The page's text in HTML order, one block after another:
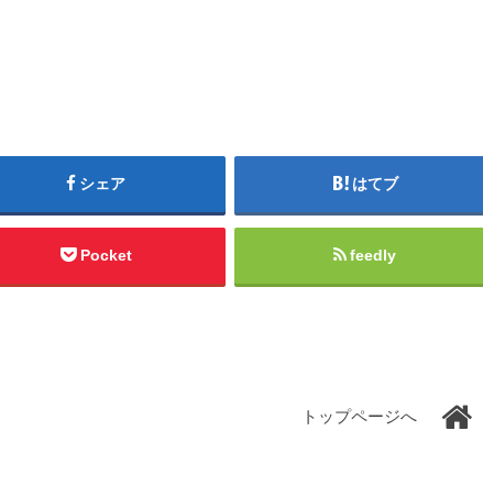
シェア はてブ
Pocket feedly
トップページへ